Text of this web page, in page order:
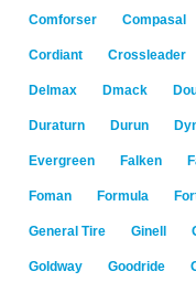
Comforser Compasal
Cordiant Crossleader
Delmax Dmack
Duraturn Durun
Evergreen Falken
Foman Formula
General Tire Ginell
Goldway Goodride